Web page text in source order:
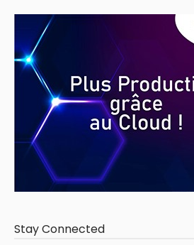
Stay Connected